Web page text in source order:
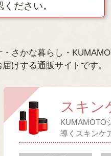
ださい。
さかな暮らし・
けする通販サイトです。
スキン
KUMAMOTO
導くスキンケ